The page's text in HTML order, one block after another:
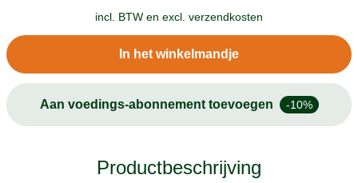
incl. BTW en excl. verzendkosten
In het winkelmandje
Aan voedings-abonnement toevoegen -10%
Productbeschrijving